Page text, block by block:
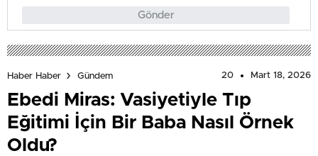
Gönder
Haber Haber Gündem 20 Mart 18, 2026
Ebedi Miras: Vasiyetiyle Tıp
Eğitimi İçin Bir Baba Nasıl Örnek
Oldu?